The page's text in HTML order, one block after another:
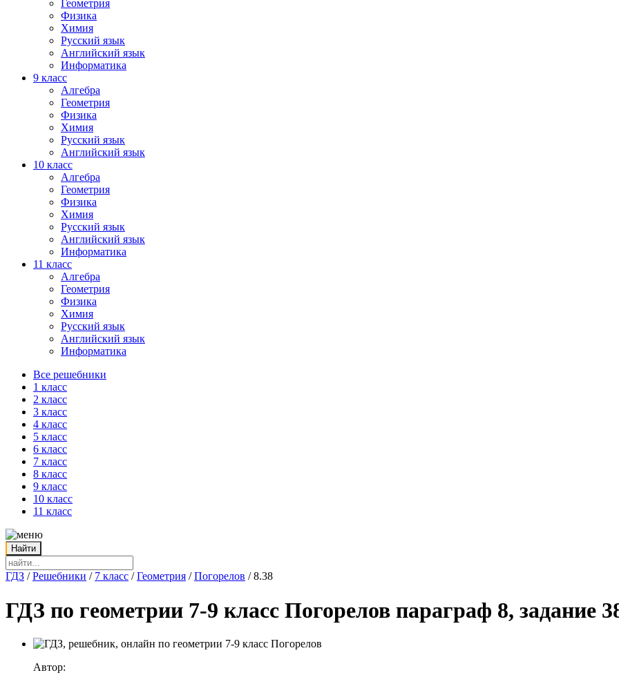
Геометрия
Физика
Химия
Русский язык
Английский язык
Информатика
9 класс
Алгебра
Геометрия
Физика
Химия
Русский язык
Английский язык
10 класс
Алгебра
Геометрия
Физика
Химия
Русский язык
Английский язык
Информатика
11 класс
Алгебра
Геометрия
Физика
Химия
Русский язык
Английский язык
Информатика
Все решебники
1 класс
2 класс
3 класс
4 класс
5 класс
6 класс
7 класс
8 класс
9 класс
10 класс
11 класс
ГДЗ / Решебники / 7 класс / Геометрия / Погорелов / 8.38
ГДЗ по геометрии 7-9 класс Погорелов параграф 8, задание
Автор: